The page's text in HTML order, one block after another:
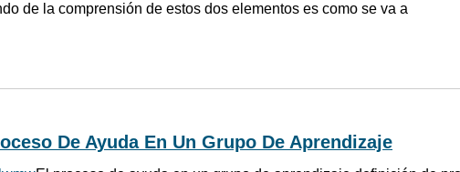
de la comprensión de estos dos elementos es como se va a
De Ayuda En Un Grupo De Aprendizaje